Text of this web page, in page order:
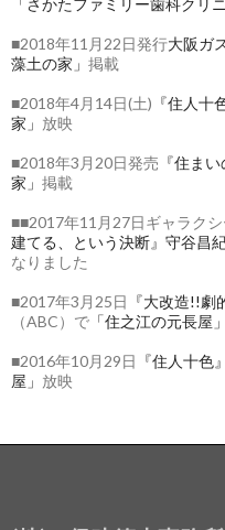
■2018年11月22日発行大阪ガ
藻土の家」 掲載
■2018年4月14日(土) 『住人十
家」 放映
■2018年3月20日発売 『住ま
家」 掲載
■■2017年11月27日ギャラク
建てる、という決断』守谷昌
なりました
■2017年3月25日 『大改造!!劇
（ABC）で 「住之江の元長屋」
■2016年10月29日 『住人十色』
屋」 放映